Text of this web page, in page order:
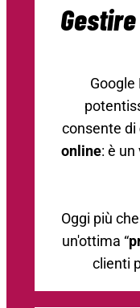
Google
consente di
online: è un
Oggi più
un'ottima “
clienti